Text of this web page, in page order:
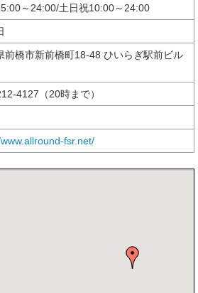
～24:00/土日祝10:00～24:00
前橋市新前橋町18-48 ひいらぎ駅前ビル
4127（20時まで）
fsr.net/